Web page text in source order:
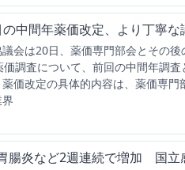
の中間年薬価改定、より丁寧
会は20日、薬価専門部会とその
調査について、前回の中間年調
価改定の具体的内容は、薬価専
腸炎など2週連続で増加 国立